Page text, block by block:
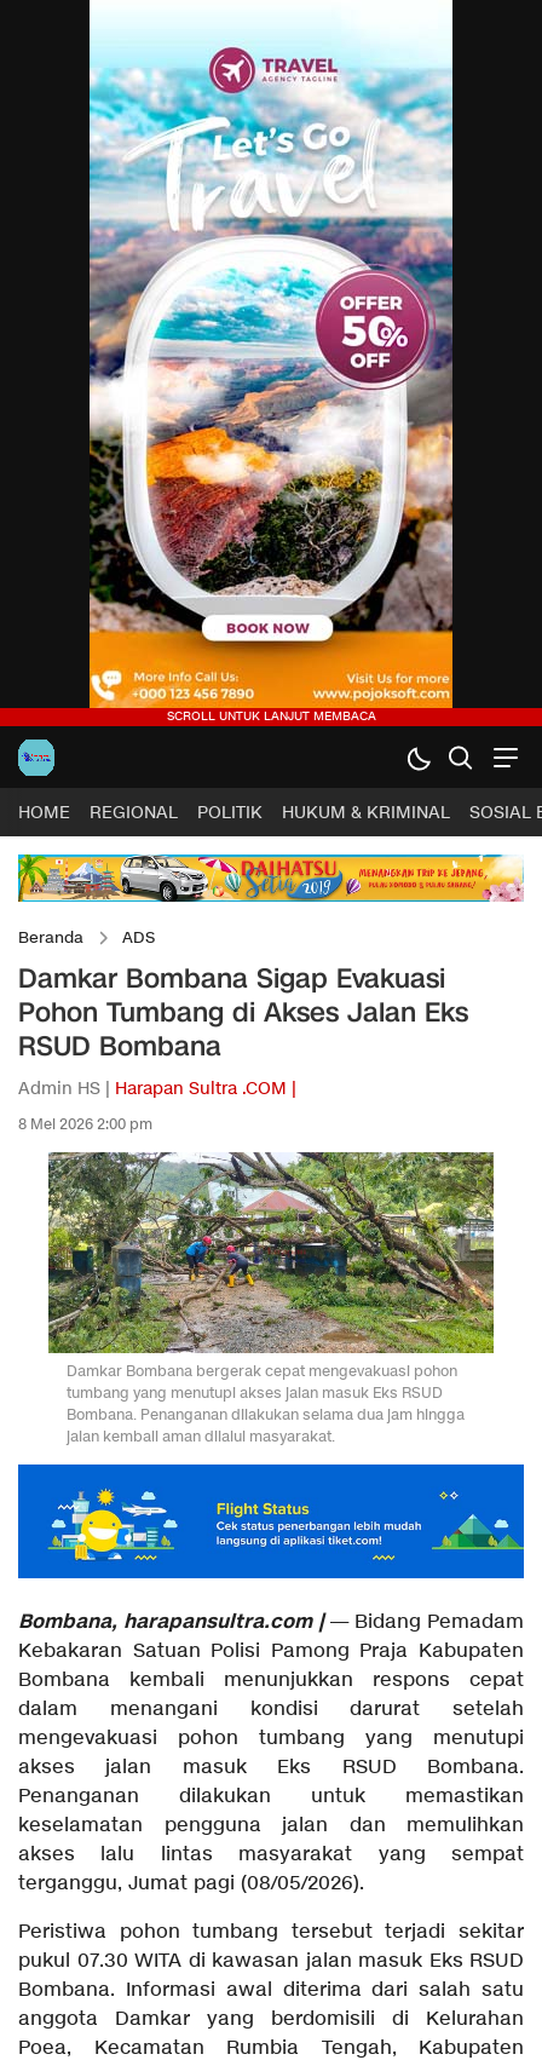
HOME REGIONAL POLITIK HUKUM & KRIMINAL SOSIAL
Beranda ADS
Damkar Bombana Sigap Evakuasi
Pohon Tumbang di Akses Jalan Eks
RSUD Bombana
Admin HS | Harapan Sultra .COM |
8 Mei 2026 2:00 pm
Damkar Bombana bergerak cepat mengevakuasi pohon
tumbang yang menutupi akses jalan masuk Eks RSUD
Bombana. Penanganan dilakukan selama dua jam hingga
jalan kembali aman dilalui masyarakat.
Bombana, harapansultra.com |— Bidang Pemadam
Kebakaran Satuan Polisi Pamong Praja Kabupaten
Bombana kembali menunjukkan respons cepat
dalam menangani kondisi darurat setelah
mengevakuasi pohon tumbang yang menutupi
akses jalan masuk Eks RSUD Bombana.
Penanganan dilakukan untuk memastikan
keselamatan pengguna jalan dan memulihkan
akses lalu lintas masyarakat yang sempat
terganggu, Jumat pagi (08/05/2026).
Peristiwa pohon tumbang tersebut terjadi sekitar
pukul 07.30 WITA di kawasan jalan masuk Eks RSUD
Bombana. Informasi awal diterima dari salah satu
anggota Damkar yang berdomisili di Kelurahan
Poea, Kecamatan Rumbia Tengah, Kabupaten